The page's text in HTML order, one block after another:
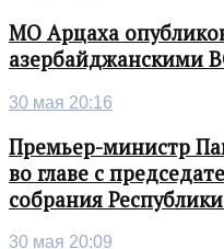
МО Арцаха
азербайджанскими
30 мая 20:16
Премьер-министр
во главе с
собрания
30 мая 20:09